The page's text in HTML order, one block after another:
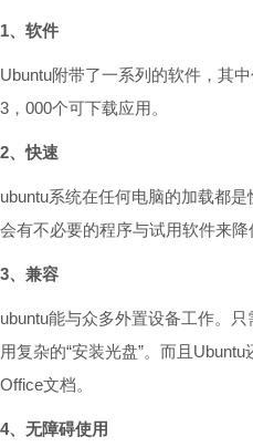
1、软件
Ubuntu附带了一系列的软件，其
3，000个可下载应用。
2、快速
ubuntu系统在任何电脑的加载都
会有不必要的程序与试用软件来降
3、兼容
ubuntu能与众多外置设备工作。
用复杂的“安装光盘”。而且
Office文档。
4、无障碍使用